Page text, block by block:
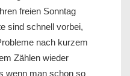
freien Sonntag
sind schnell vorbei,
nach kurzem
Zählen wieder
wenn man schon so